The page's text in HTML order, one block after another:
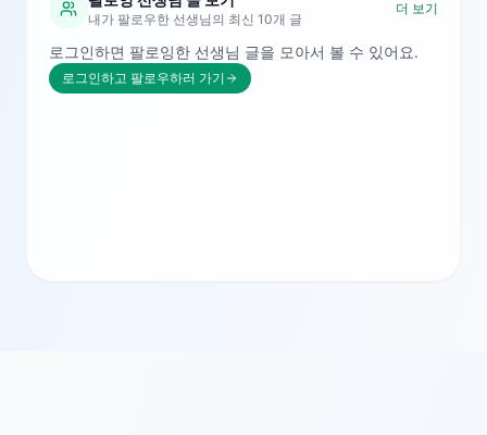
내가 팔로우한 선생님의 최신 10개 글
더 보기
로그인하면 팔로잉한 선생님 글을 모아서 볼 수 있어요.
로그인하고 팔로우하러 가기